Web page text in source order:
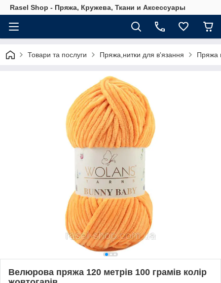
Rasel Shop - Пряжа, Кружева, Ткани и Аксессуары
Товари та послуги Пряжа,нитки для в'язання Пряжа
Велюрова пряжа 120 метрів 100 грамів колір